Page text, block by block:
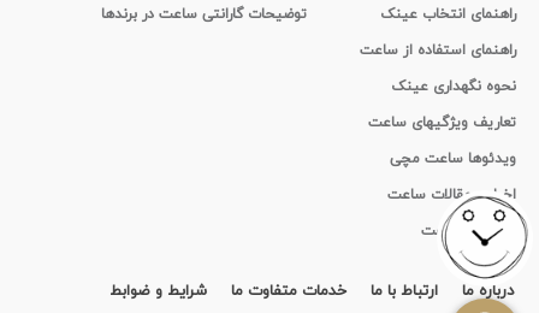
راهنمای انتخاب عینک
راهنمای استفاده از ساعت
نحوه نگهداری عینک
تعاریف ویژگیهای ساعت
ویدئوها ساعت مچی
اخبار و مقالات ساعت
تاریخچه ساعت
توضیحات گارانتی ساعت در برندها
درباره ما ارتباط با ما خدمات متفاوت ما شرایط و ضوابط